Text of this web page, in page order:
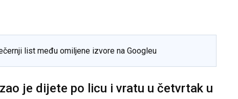
list među omiljene izvore na Googleu
je dijete po licu i vratu u četvrtak u